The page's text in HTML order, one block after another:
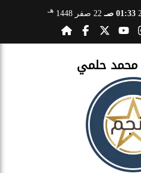
01:33 صـ 22 صفر 1448 هـ
محمد حلمي